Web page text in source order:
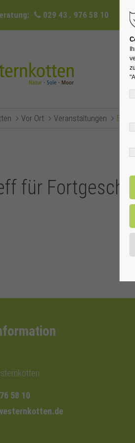
029 43 . 976 58 10
Vor Ort Veranstaltungen
für
58 10